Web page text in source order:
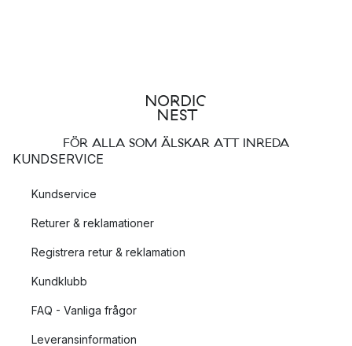
FÖR ALLA SOM ÄLSKAR ATT INREDA
KUNDSERVICE
Kundservice
Returer & reklamationer
Registrera retur & reklamation
Kundklubb
FAQ - Vanliga frågor
Leveransinformation